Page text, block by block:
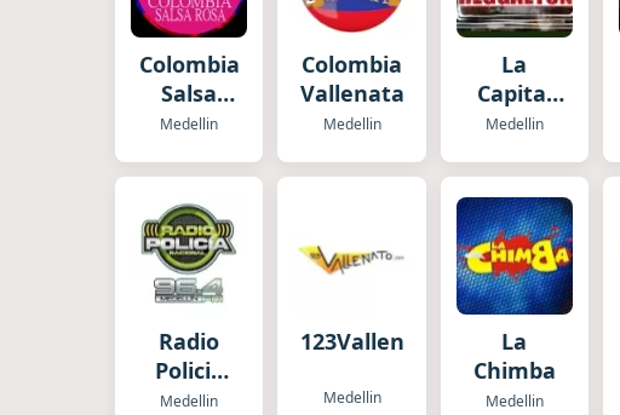
Colombia
Salsa
Rosa
Medellin
Colombia
Vallenata
Medellin
La
Capital
del
Medellin
Radio
Policia
Nacional
Medellin
123Vallenato.com
Medellin
La
Chimba
Medellin